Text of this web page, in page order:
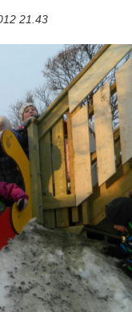
21.43